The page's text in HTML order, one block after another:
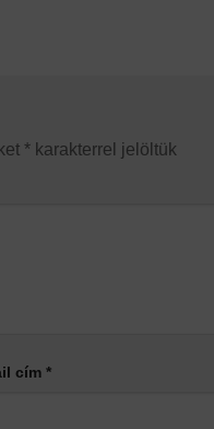
* karakterrel jelöltük
cím*